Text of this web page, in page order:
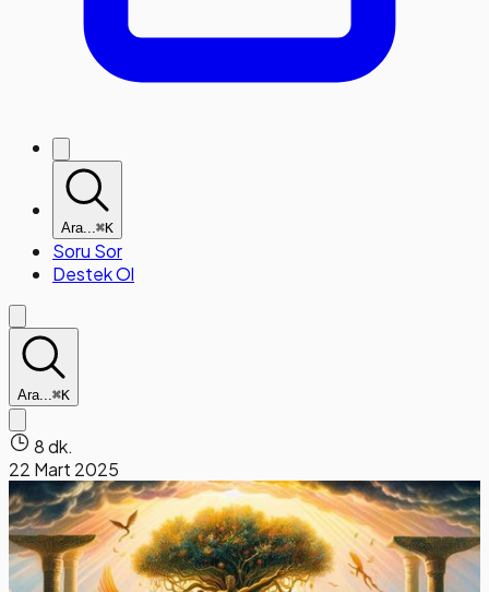
Ara...⌘K
Soru Sor
Destek Ol
Ara...⌘K
8 dk.
22 Mart 2025